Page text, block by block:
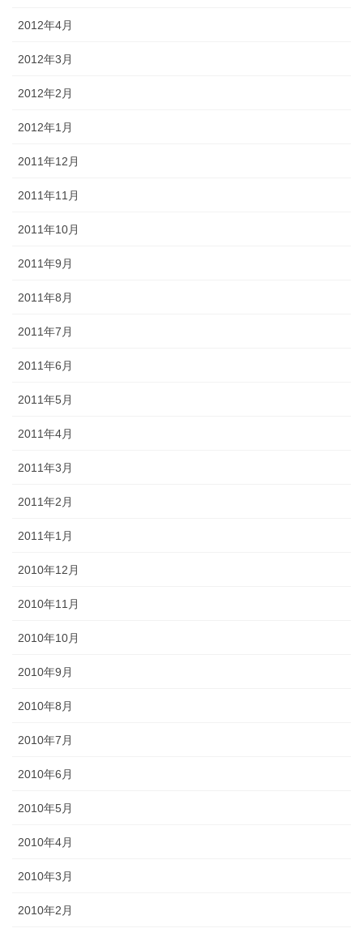
2012年4月
2012年3月
2012年2月
2012年1月
2011年12月
2011年11月
2011年10月
2011年9月
2011年8月
2011年7月
2011年6月
2011年5月
2011年4月
2011年3月
2011年2月
2011年1月
2010年12月
2010年11月
2010年10月
2010年9月
2010年8月
2010年7月
2010年6月
2010年5月
2010年4月
2010年3月
2010年2月